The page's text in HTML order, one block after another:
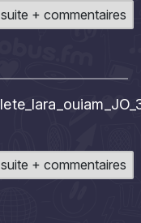
+ commentaires
+ commentaires